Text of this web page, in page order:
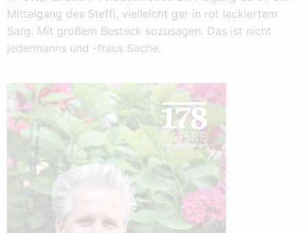
Mittelgang des Steffl, vielleicht gar in rot lackiertem
Sarg. Mit großem Besteck sozusagen. Das ist nicht
jedermanns und -fraus Sache.